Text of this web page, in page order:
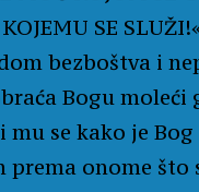
SE
bezboštva i
Bogu moleći
mu se kako je Bog
prema onome što